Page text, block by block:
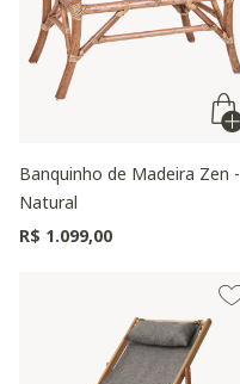
Banquinho de Madeira Zen -
Natural
R$ 1.099,00